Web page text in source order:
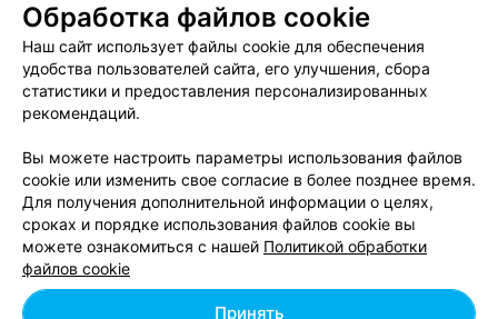
Вакансии
Публичный договор
Способы оплаты
Публичный договор по использованию сервиса
«Афиша»
Пользовательское соглашение
Связаться по вопросам сотрудничества
Написать руководителю relax.by
Персональные настройки cookie
Обработка персональных данных
Обработка файлов cookie
Наш сайт использует файлы cookie для обеспечения
удобства пользователей сайта, его улучшения, сбора
статистики и предоставления персонализированных
рекомендаций.
Вы можете настроить параметры использования файлов
cookie или изменить свое согласие в более позднее время.
Для получения дополнительной информации о целях,
сроках и порядке использования файлов cookie вы
можете ознакомиться с нашей Политикой обработки
файлов cookie
Принять